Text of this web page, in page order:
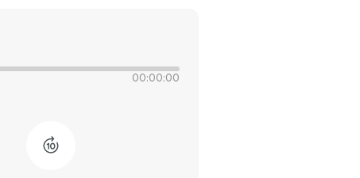
00:00:00